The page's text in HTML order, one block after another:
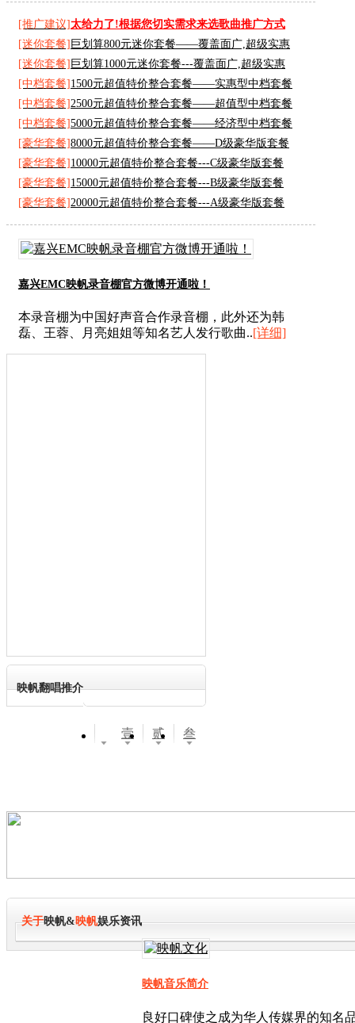
[推广建议]太给力了!根据您切实需求来选歌曲推广方式
[迷你套餐] 巨划算800元迷你套餐——覆盖面广,超级实惠
[迷你套餐] 巨划算1000元迷你套餐---覆盖面广,超级实惠
[中档套餐] 1500元超值特价整合套餐——实惠型中档套餐
[中档套餐]2500元超值特价整合套餐——超值型中档套餐
[中档套餐]5000元超值特价整合套餐——经济型中档套餐
[豪华套餐]8000元超值特价整合套餐——D级豪华版套餐
[豪华套餐] 10000元超值特价整合套餐---C级豪华版套餐
[豪华套餐] 15000元超值特价整合套餐---B级豪华版套餐
[豪华套餐]20000元超值特价整合套餐---A级豪华版套餐
嘉兴EMC映帆录音棚官方微博开通啦！
本录音棚为中国好声音合作录音棚，此外还为韩
磊、王蓉、月亮姐姐等知名艺人发行歌曲..[详细]
映帆翻唱推介
壹 贰 叁
关于映帆&映帆娱乐资讯
映帆音乐简介
良好口碑使之成为华人传媒界的知名